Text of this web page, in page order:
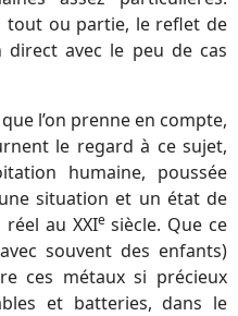
tout ou partie, le reflet de
avec le peu de cas
l’on prenne en compte,
le regard à ce sujet,
humaine, poussée
une situation et un état de
au XXIesiècle. Que ce
souvent des enfants)
ces métaux si précieux
et batteries, dans le